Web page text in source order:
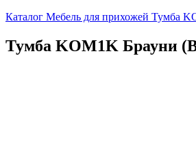
Каталог Мебель для прихожей Тумба
Тумба KOM1K Брауни